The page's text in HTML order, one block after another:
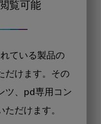
覧可能
ている製品の
だけます。その
ツ、pd専用コン
だけます。